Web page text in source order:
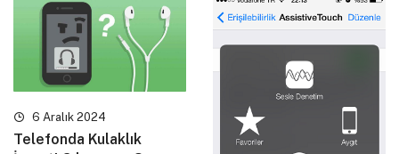
6 Aralık 2024
Telefonda Kulaklık